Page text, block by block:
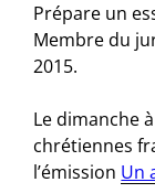
Prépare un
Membre du
2015.
Le dimanche
chrétiennes
l’émission Un